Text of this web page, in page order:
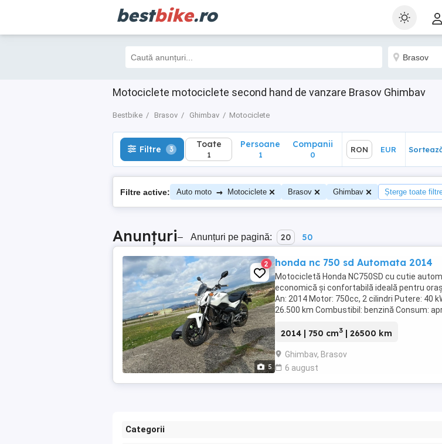
bestbike.ro
Motociclete motociclete second hand de vanzare Brasov Ghimbav
Bestbike Brasov Ghimbav Motociclete
Filtre 3 Toate
1
Sortează
Filtre 3 Toate
1
Persoane
1
Companii
0
RON EUR
Filtre active: Auto moto → Motociclete Brasov Ghimbav Șterge toate
Anunțuri– Anunțuri pe pagină: 20 50
5
2 honda nc 750 sd Automata 2014
Motocicletă Honda NC750SD cu cutie
economică și confortabilă ideală pentru
An: 2014 Motor: 750cc, 2 cilindri Putere: 40
26.500 km Combustibil: benzină Consum:
2014 | 750 cm3 | 26500 km
Ghimbav, Brasov
6 august
Categorii